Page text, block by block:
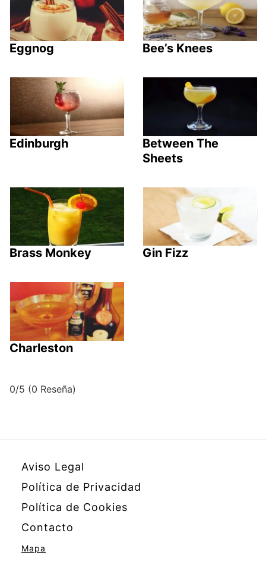
Eggnog Bee’s Knees
Edinburgh
Between The
Sheets
Brass Monkey Gin Fizz
Charleston
0/5 (0 Reseña)
Aviso Legal
Política de Privacidad
Política de Cookies
Contacto
Mapa